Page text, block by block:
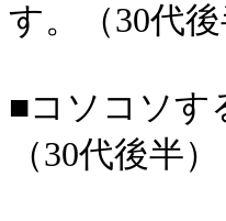
す。（30代後
■コソコソす
（30代後半）